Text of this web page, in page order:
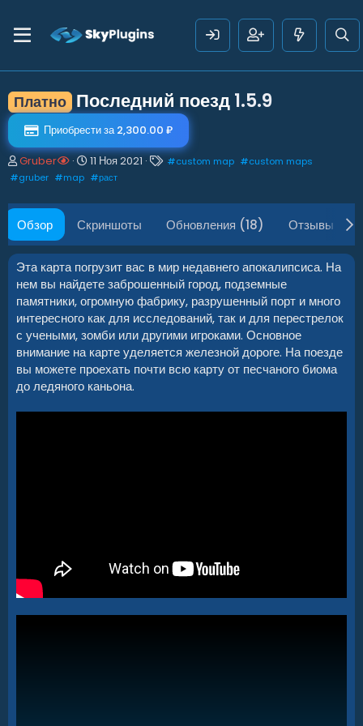
Платно Последний поезд1.5.9
Приобрести за 2,300.00 ₽
А
в
о
р
Gruber
Д
а
а
о
з
д
а
н
и
я
11 Ноя 2021
Т
и
#custom map #custom maps
#gruber #map #раст
Обзор Скриншоты Обновления (18) Отзывы (1)
Эта карта погрузит вас в мир недавнего апокалипсиса. На
нем вы найдете заброшенный город, подземные
памятники, огромную фабрику, разрушенный порт и много
интересного как для исследований, так и для перестрелок
с учеными, зомби или другими игроками. Основное
внимание на карте уделяется железной дороге. На поезде
вы можете проехать почти всю карту от песчаного биома
до ледяного каньона.